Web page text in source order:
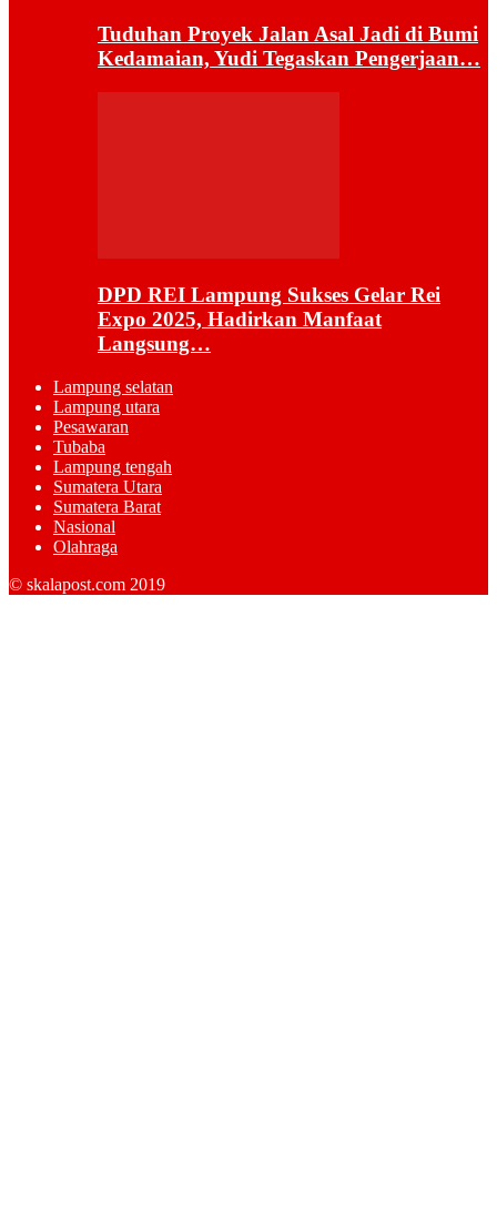
Tuduhan Proyek Jalan Asal Jadi di Bumi
Kedamaian, Yudi Tegaskan Pengerjaan…
DPD REI Lampung Sukses Gelar Rei
Expo 2025, Hadirkan Manfaat
Langsung…
Lampung selatan
Lampung utara
Pesawaran
Tubaba
Lampung tengah
Sumatera Utara
Sumatera Barat
Nasional
Olahraga
© skalapost.com 2019